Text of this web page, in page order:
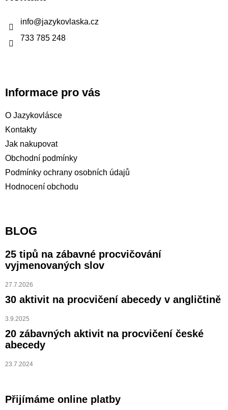
a
info@jazykovlaska.cz
733 785 248
Informace pro vás
O Jazykovlásce
Kontakty
Jak nakupovat
Obchodní podmínky
Podmínky ochrany osobních údajů
Hodnocení obchodu
BLOG
25 tipů na zábavné procvičování
vyjmenovaných slov
27.7.2026
30 aktivit na procvičení abecedy v angličtině
3.9.2025
20 zábavných aktivit na procvičení české
abecedy
23.7.2024
Přijímáme online platby